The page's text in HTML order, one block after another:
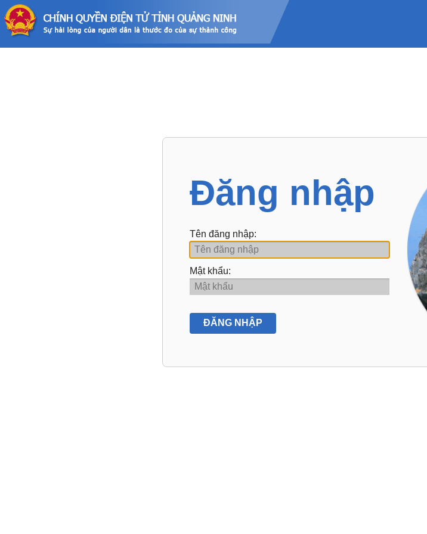
Đăng nhập
Tên đăng nhập:
Mật khẩu: